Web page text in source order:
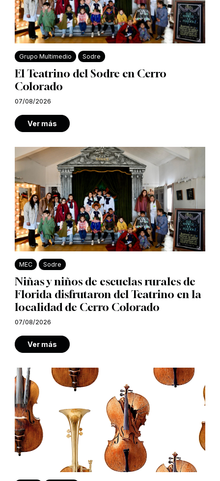
Grupo Multimedio Sodre
El Teatrino del Sodre en Cerro
Colorado
07/08/2026
Ver más
MEC Sodre
Niñas y niños de escuelas rurales de
Florida disfrutaron del Teatrino en la
localidad de Cerro Colorado
07/08/2026
Ver más